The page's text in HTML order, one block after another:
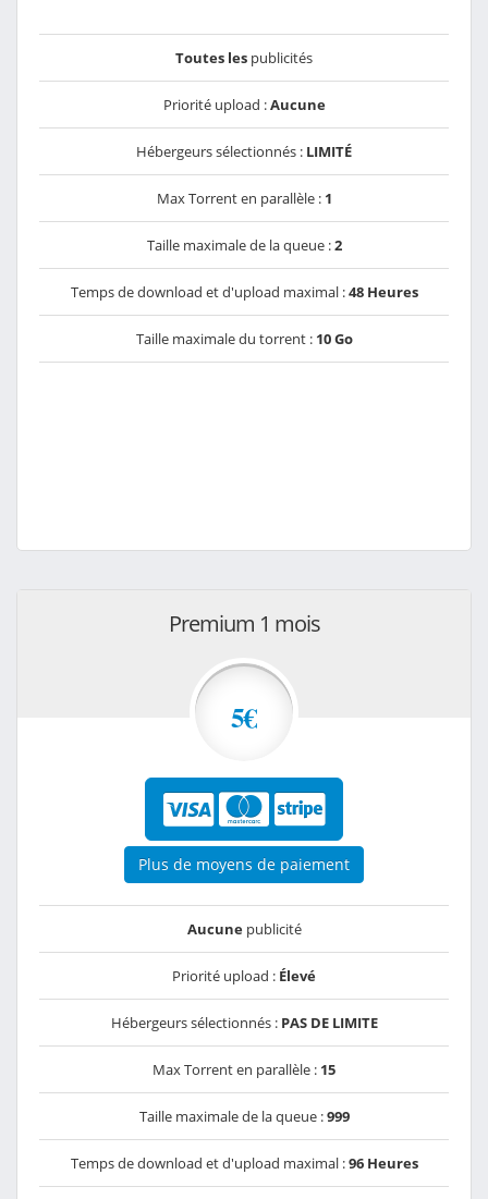
Toutes les publicités
Priorité upload :Aucune
Hébergeurs sélectionnés : LIMITÉ
Max Torrent en parallèle : 1
Taille maximale de la queue :2
Temps de download et d'upload maximal :48 Heures
Taille maximale du torrent : 10 Go
Premium 1 mois
5€
Plus de moyens de paiement
Aucunepublicité
Priorité upload : Élevé
Hébergeurs sélectionnés : PAS DE LIMITE
Max Torrent en parallèle : 15
Taille maximale de la queue :999
Temps de download et d'upload maximal :96 Heures